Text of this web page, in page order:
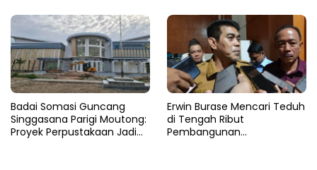
Badai Somasi Guncang
Singgasana Parigi Moutong:
Proyek Perpustakaan Jadi
Erwin Burase Mencari Teduh
di Tengah Ribut
Pembangunan